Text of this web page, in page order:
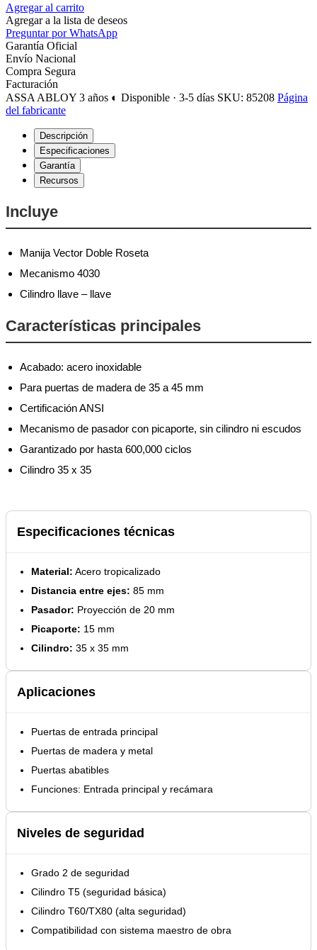
Agregar al carrito
Agregar a la lista de deseos
Preguntar por WhatsApp
Garantía Oficial
Envío Nacional
Compra Segura
Facturación
ASSA ABLOY 3 años ◐ Disponible · 3-5 días SKU: 85208 Página
del fabricante
Descripción
Especificaciones
Garantía
Recursos
Incluye
Manija Vector Doble Roseta
Mecanismo 4030
Cilindro llave – llave
Características principales
Acabado: acero inoxidable
Para puertas de madera de 35 a 45 mm
Certificación ANSI
Mecanismo de pasador con picaporte, sin cilindro ni escudos
Garantizado por hasta 600,000 ciclos
Cilindro 35 x 35
Especificaciones técnicas
Material: Acero tropicalizado
Distancia entre ejes: 85 mm
Pasador: Proyección de 20 mm
Picaporte: 15 mm
Cilindro: 35 x 35 mm
Aplicaciones
Puertas de entrada principal
Puertas de madera y metal
Puertas abatibles
Funciones: Entrada principal y recámara
Niveles de seguridad
Grado 2 de seguridad
Cilindro T5 (seguridad básica)
Cilindro T60/TX80 (alta seguridad)
Compatibilidad con sistema maestro de obra